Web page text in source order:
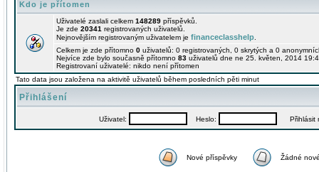
Kdo je přítomen
Uživatelé zaslali celkem 148289 příspěvků.
Je zde 20341 registrovaných uživatelů.
Nejnovějším registrovaným uživatelem je financeclasshelp
Celkem je zde přítomno 0 uživatelů: 0 registrovaných, 0 skrytých a 0
Nejvíce zde bylo současně přítomno 83 uživatelů dne ne 25. květen, 2014
Registrovaní uživatelé: nikdo není přítomen
Tato data jsou založena na aktivitě uživatelů během posledních pěti minut
Přihlášení
Uživatel: Heslo: Přihlásit
Nové příspěvky Žádné